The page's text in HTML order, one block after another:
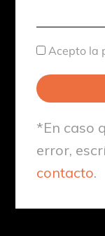
Aceptación
Acepto la
*En caso
error,
contacto.